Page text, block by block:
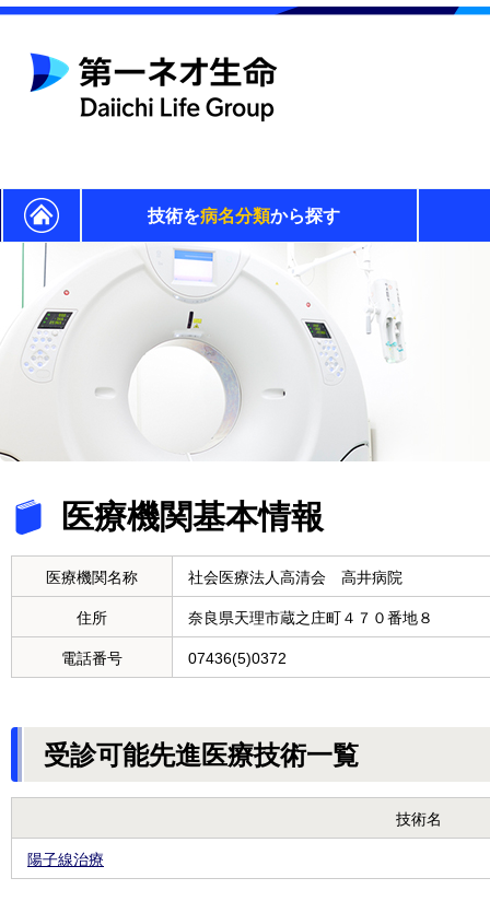
技術を病名分類から探す
医療機関基本情報
医療機関名称 社会医療法人高清会 高井病院
住所 奈良県天理市蔵之庄町４７０番地８
電話番号 07436(5)0372
受診可能先進医療技術一覧
技術名
陽子線治療